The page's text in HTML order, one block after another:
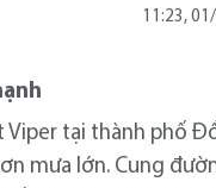
11:23,
tại thành phố
mưa lớn. Cung